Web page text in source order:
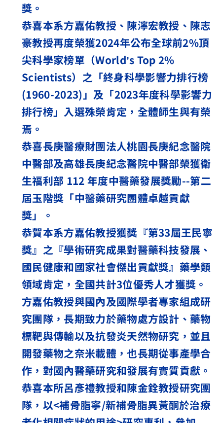
獎。
恭喜本系方嘉佑教授、陳濘宏教授、陳志
豪教授再度榮獲2024年公布全球前2%頂
尖科學家榜單（World’s Top 2%
Scientists）之「終身科學影響力排行榜
(1960-2023)」及「2023年度科學影響力
排行榜」入選殊榮肯定，全體師生與有榮
焉。
恭喜長庚醫療財團法人桃園長庚紀念醫院
中醫部及高雄長庚紀念醫院中醫部榮獲衛
生福利部 112 年度中醫藥發展獎勵--第二
屆玉階獎「中醫藥研究團體卓越貢獻
獎」。
恭賀本系方嘉佑教授獲獎『第33屆王民寧
獎』之『學術研究成果對醫藥科技發展、
國民健康和國家社會傑出貢獻獎』藥學類
領域肯定，全國共計3位優秀人才獲獎。
方嘉佑教授與國內及國際學者專家組成研
究團隊，長期致力於藥物處方設計、藥物
標靶與傳輸以及抗發炎天然物研究，並且
開發藥物之奈米載體，也長期從事產學合
作，對國內醫藥研究和發展有實質貢獻。
恭喜本所呂彥禮教授和陳金銓教授研究團
隊，以<補骨脂寧/新補骨脂異黃酮於治療